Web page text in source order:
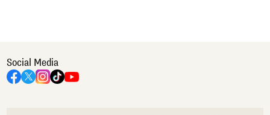
Social Media